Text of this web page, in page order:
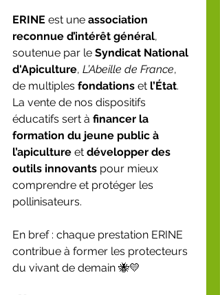
ERINE est une association
reconnue d’intérêt général,
soutenue par le Syndicat National
d'Apiculture, L’Abeille de France,
de multiples fondations et l’État.
La vente de nos dispositifs
éducatifs sert à financer la
formation du jeune public à
l’apiculture et développer des
outils innovants pour mieux
comprendre et protéger les
pollinisateurs.
En bref : chaque prestation ERINE
contribue à former les protecteurs
du vivant de demain 🐝💛